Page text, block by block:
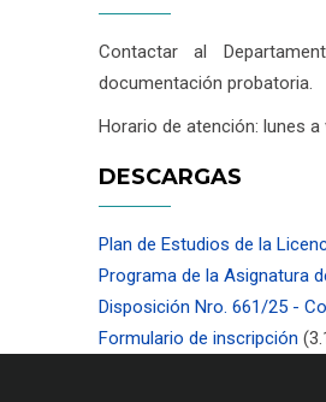
Contactar al
documentación probatoria.
Horario de atención: lunes a
DESCARGAS
Plan de Estudios de la
Programa de la Asignatura
Disposición Nro. 661/25 -
Formulario de inscripción